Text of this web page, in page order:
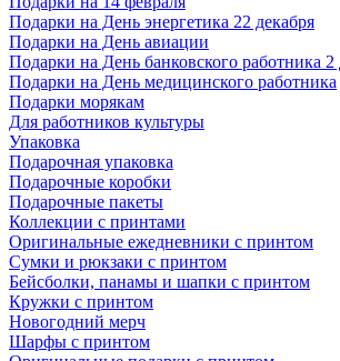
Подарки на День энергетика 22 декабря
Подарки на День авиации
Подарки на День банковского работника 2
Подарки на День медицинского работника
Подарки морякам
Для работников культуры
Упаковка
Подарочная упаковка
Подарочные коробки
Подарочные пакеты
Коллекции с принтами
Оригинальные ежедневники с принтом
Сумки и рюкзаки с принтом
Бейсболки, панамы и шапки с принтом
Кружки с принтом
Новогодний мерч
Шарфы с принтом